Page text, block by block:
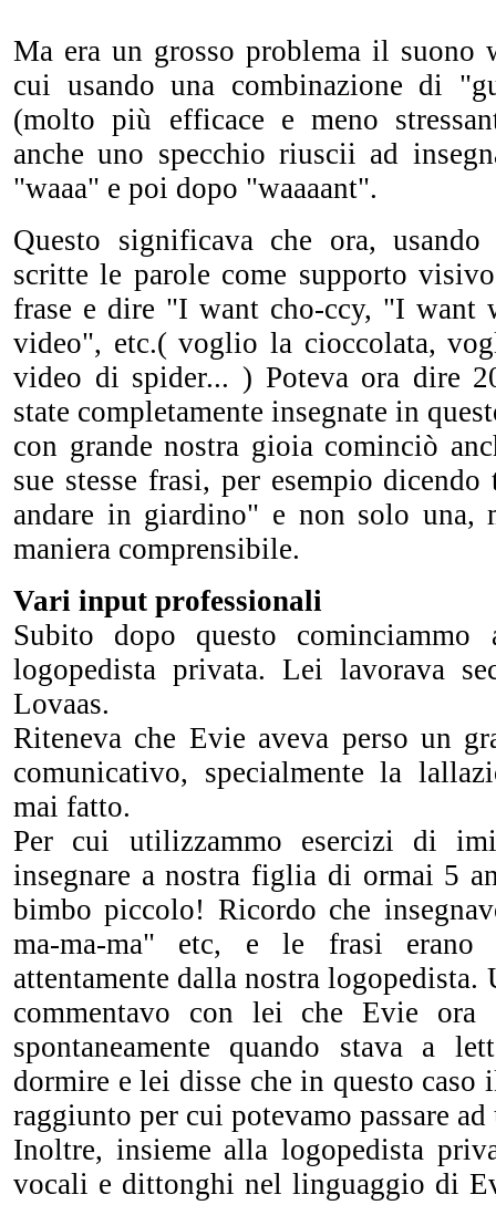
Ma era un grosso problema il suono
cui usando una combinazione di
(molto più efficace e meno
anche uno specchio riuscii ad
"waaa" e poi dopo "waaaant".
Questo significava che ora,
scritte le parole come supporto
frase e dire "I want cho-ccy, "I want
video", etc.( voglio la cioccolata,
video di spider... ) Poteva ora dire
state completamente insegnate in
con grande nostra gioia cominciò
sue stesse frasi, per esempio
andare in giardino" e non solo una,
maniera comprensibile.
Vari input professionali
Subito dopo questo
logopedista privata. Lei lavorava
Lovaas.
Riteneva che Evie aveva perso un
comunicativo, specialmente la
mai fatto.
Per cui utilizzammo esercizi di
insegnare a nostra figlia di ormai 5
bimbo piccolo! Ricordo che
ma-ma-ma" etc, e le frasi erano
attentamente dalla nostra
commentavo con lei che Evie ora
spontaneamente quando stava a
dormire e lei disse che in questo
raggiunto per cui potevamo passare
Inoltre, insieme alla logopedista
vocali e dittonghi nel linguaggio di